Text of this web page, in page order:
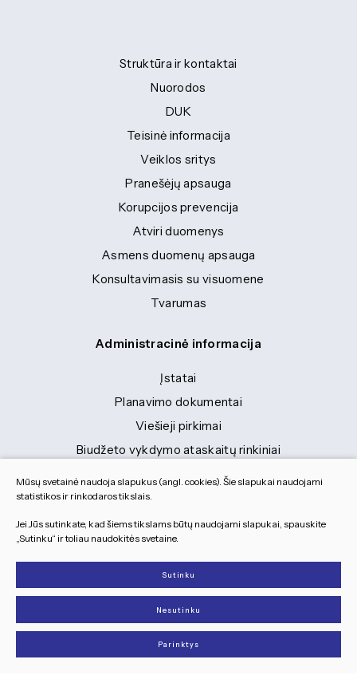
Struktūra ir kontaktai
Nuorodos
DUK
Teisinė informacija
Veiklos sritys
Pranešėjų apsauga
Korupcijos prevencija
Atviri duomenys
Asmens duomenų apsauga
Konsultavimasis su visuomene
Tvarumas
Administracinė informacija
Įstatai
Planavimo dokumentai
Viešieji pirkimai
Biudžeto vykdymo ataskaitų rinkiniai
Finansinių ataskaitų rinkiniai
Tranybiniai lengvieji automobiliai
Lėšos veiklai viešinti
Dokumentai
© 2026 Visos teisės saugomos
Slapukų parinktys
Duomenų apsauga
TEXUS
Mūsų svetainė naudoja slapukus (angl. cookies). Šie slapukai naudojami
statistikos ir rinkodaros tikslais.
Jei Jūs sutinkate, kad šiems tikslams būtų naudojami slapukai, spauskite
„Sutinku“ ir toliau naudokitės svetaine.
Sutinku
Nesutinku
Parinktys